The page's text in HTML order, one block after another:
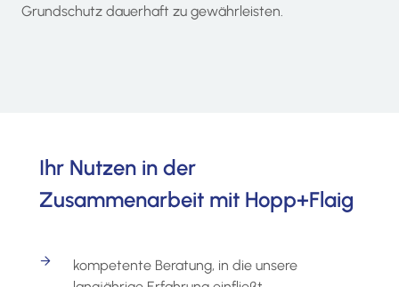
Grundschutz dauerhaft zu gewährleisten.
Ihr Nutzen in der
Zusammenarbeit mit Hopp+Flaig
kompetente Beratung, in die unsere